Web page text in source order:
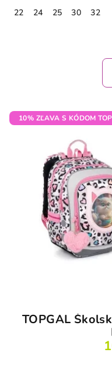
22 24 25 30
32
10% ZĽAVA S KÓDOM
TOPGAL